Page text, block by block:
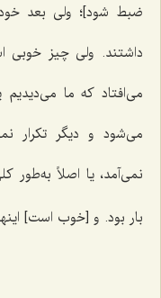
ضبط شود]؛ ولی بعد
داشتند. ولی چیز خوبی
می‌افتاد که ما
می‌شود و دیگر تکرار
نمی‌آمد، یا اصلاً به‌‌طور
بار بود. و [خوب است]